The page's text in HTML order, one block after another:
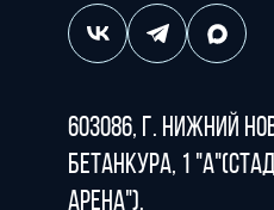
603086, г. Нижний
Бетанкура, 1
АРЕНА").